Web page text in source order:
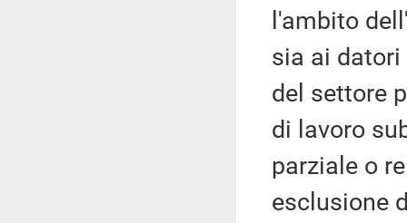
l'ambito
sia ai
del settore
di lavoro
parziale o
esclusione